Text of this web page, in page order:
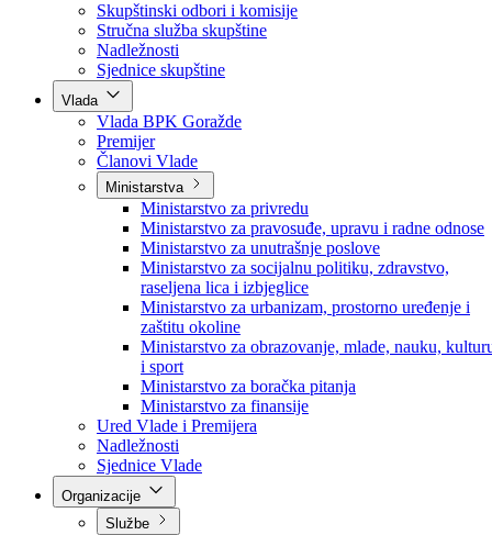
Poslanici po strankama
Poslanici po klubovima naroda
Kolegij skupštine
Skupštinski odbori i komisije
Stručna služba skupštine
Nadležnosti
Sjednice skupštine
Vlada
Vlada BPK Goražde
Premijer
Članovi Vlade
Ministarstva
Ministarstvo za privredu
Ministarstvo za pravosuđe, upravu i radne odnose
Ministarstvo za unutrašnje poslove
Ministarstvo za socijalnu politiku, zdravstvo,
raseljena lica i izbjeglice
Ministarstvo za urbanizam, prostorno uređenje i
zaštitu okoline
Ministarstvo za obrazovanje, mlade, nauku,
i sport
Ministarstvo za boračka pitanja
Ministarstvo za finansije
Ured Vlade i Premijera
Nadležnosti
Sjednice Vlade